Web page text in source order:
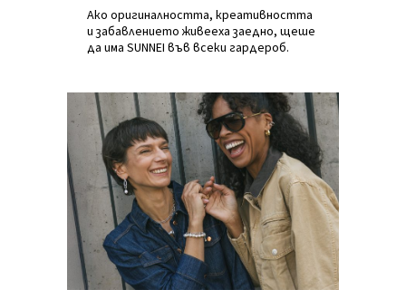
Ако оригиналността, креативността
и забавлението живееха заедно, щеше
да има SUNNEI във всеки гардероб.